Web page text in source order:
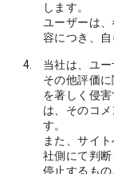
します。
ユーザーは
容につき、自
当社は、ユ
その他評価
を著しく侵
は、そのコ
す。
また、サイ
社側にて判
停止するもの